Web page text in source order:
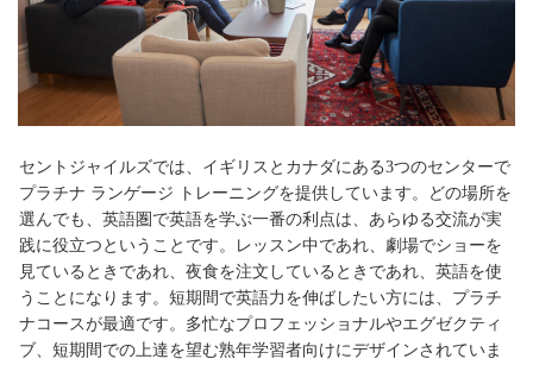
セントジャイルズでは、イギリスとカナダにある3つのセンターで
プラチナ ランゲージ トレーニングを提供しています。どの場所を
選んでも、英語圏で英語を学ぶ一番の利点は、あらゆる交流が実
践に役立つということです。レッスン中であれ、劇場でショーを
見ているときであれ、夜食を注文しているときであれ、英語を使
うことになります。短期間で英語力を伸ばしたい方には、プラチ
ナコースが最適です。多忙なプロフェッショナルやエグゼクティ
ブ、短期間での上達を望む熟年学習者向けにデザインされていま